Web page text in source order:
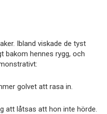
Ibland viskade de tyst
bakom hennes rygg, och
golvet att rasa in.
att låtsas att hon inte hörde.